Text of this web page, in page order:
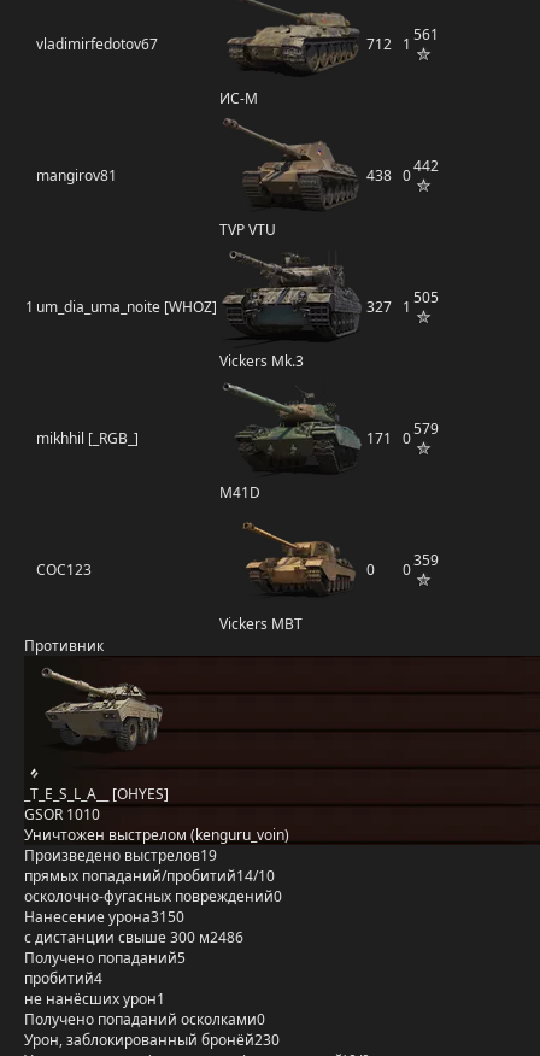
vladimirfedotov67
ИС-М
712 1 561
mangirov81
TVP VTU
438 0442
1 um_dia_uma_noite [WHOZ]
Vickers Mk.3
327 1 505
mikhhil [_RGB_]
M41D
171 0579
COC123
Vickers MBT
0 0359
Противник
_T_E_S_L_A__ [OHYES]
GSOR 1010
Уничтожен выстрелом (kenguru_voin)
Произведено выстрелов19
прямых попаданий/пробитий14/10
осколочно-фугасных повреждений0
Нанесение урона3150
с дистанции свыше 300 м2486
Получено попаданий5
пробитий4
не нанёсших урон1
Получено попаданий осколками0
Урон, заблокированный бронёй230